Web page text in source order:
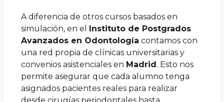
A diferencia de otros cursos basados en
simulación, en el Instituto de Postgrados
Avanzados en Odontología contamos con
una red propia de clínicas universitarias y
convenios asistenciales en Madrid. Esto nos
permite asegurar que cada alumno tenga
asignados pacientes reales para realizar